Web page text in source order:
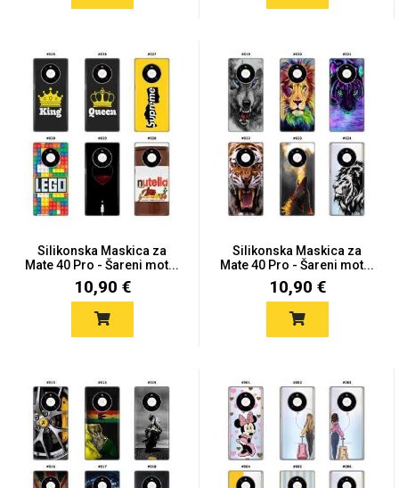
Silikonska Maskica za
Mate 40 Pro - Šareni mot...
10,90 €
Silikonska Maskica za
Mate 40 Pro - Šareni mot...
10,90 €